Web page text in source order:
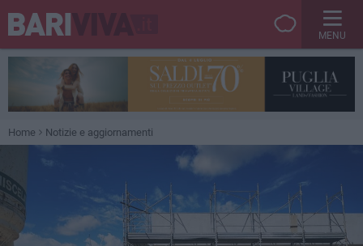
MENU
Home Notizie e aggiornamenti